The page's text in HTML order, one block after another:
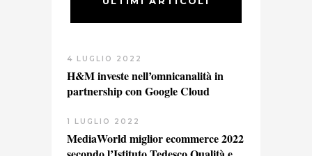
4 LUGLIO 2022
H&M investe nell’omnicanalità in
partnership con Google Cloud
1 LUGLIO 2022
MediaWorld miglior ecommerce 2022